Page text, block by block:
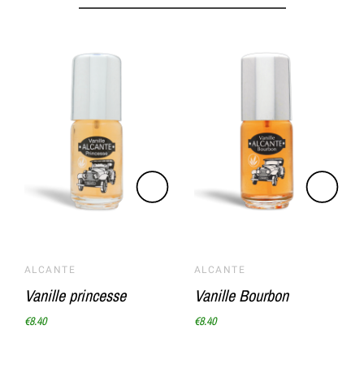
ALCANTE
Vanille princesse
€8.40
ALCANTE
Vanille Bourbon
€8.40